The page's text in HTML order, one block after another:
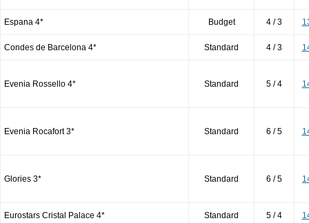
Espana 4* Budget 4 / 3
Condes de Barcelona 4* Standard 4 / 3
Evenia Rossello 4* Standard 5 / 4
Evenia Rocafort 3* Standard 6 / 5
Glories 3* Standard 6 / 5
Eurostars Cristal Palace 4* Standard 5 / 4